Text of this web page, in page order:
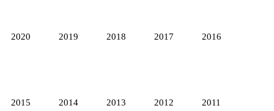
2020 2019 2018 2017 2016
2015 2014 2013 2012 2011